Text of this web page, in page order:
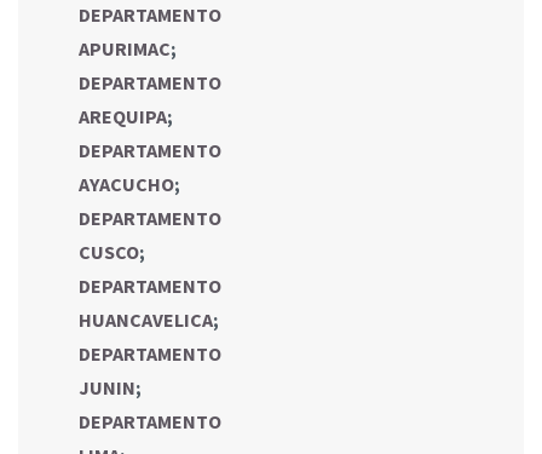
DEPARTAMENTO
APURIMAC;
DEPARTAMENTO
AREQUIPA;
DEPARTAMENTO
AYACUCHO;
DEPARTAMENTO
CUSCO;
DEPARTAMENTO
HUANCAVELICA;
DEPARTAMENTO
JUNIN;
DEPARTAMENTO